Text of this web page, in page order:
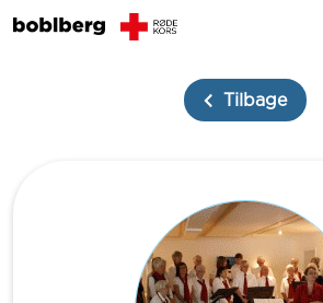
Tilbage